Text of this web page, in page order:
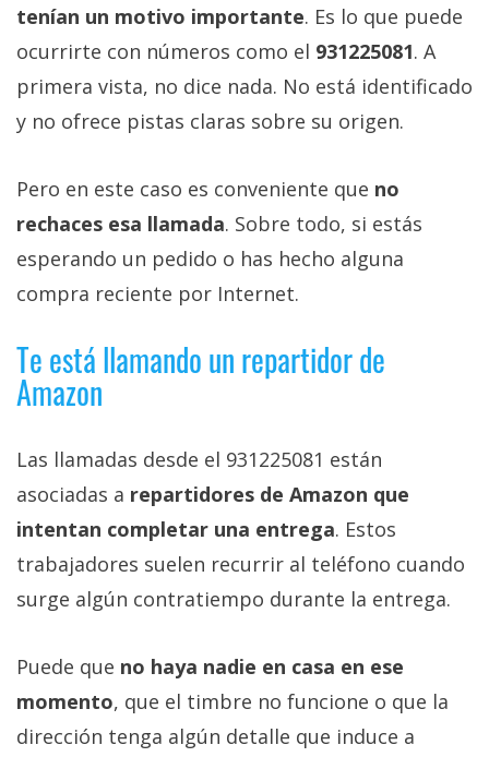
El medio de
digital donde
todas las
noticias sobre
tecnología,
ordenadores,
apps,
informática,
comparativas,
tutoriales.
El Grupo
Informático
(CC) 2006-
2026.Algunos
reservados
tenían un motivo importante. Es lo que puede
ocurrirte con números como el 931225081. A
primera vista, no dice nada. No está identificado
y no ofrece pistas claras sobre su origen.
Pero en este caso es conveniente que no
rechaces esa llamada. Sobre todo, si estás
esperando un pedido o has hecho alguna
compra reciente por Internet.
Te está llamando un repartidor de
Amazon
Las llamadas desde el 931225081 están
asociadas a repartidores de Amazon que
intentan completar una entrega. Estos
trabajadores suelen recurrir al teléfono cuando
surge algún contratiempo durante la entrega.
Puede que no haya nadie en casa en ese
momento, que el timbre no funcione o que la
dirección tenga algún detalle que induce a